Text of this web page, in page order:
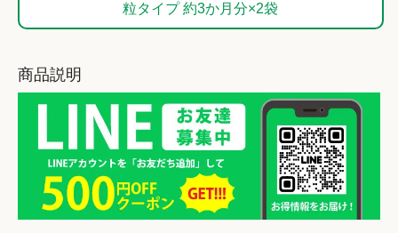
粒タイプ 約3か月分×2袋
商品説明